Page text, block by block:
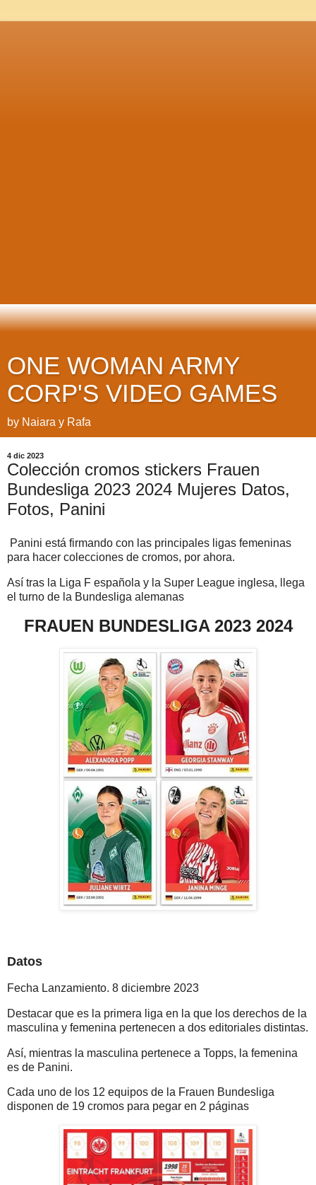
ONE WOMAN ARMY
CORP'S VIDEO GAMES
by Naiara y Rafa
4 dic 2023
Colección cromos stickers Frauen
Bundesliga 2023 2024 Mujeres Datos,
Fotos, Panini
Panini está firmando con las principales ligas femeninas
para hacer colecciones de cromos, por ahora.
Así tras la Liga F española y la Super League inglesa, llega
el turno de la Bundesliga alemanas
FRAUEN BUNDESLIGA 2023 2024
Datos
Fecha Lanzamiento. 8 diciembre 2023
Destacar que es la primera liga en la que los derechos de la
masculina y femenina pertenecen a dos editoriales distintas.
Así, mientras la masculina pertenece a Topps, la femenina
es de Panini.
Cada uno de los 12 equipos de la Frauen Bundesliga
disponen de 19 cromos para pegar en 2 páginas